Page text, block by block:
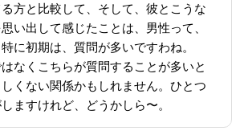
方と比較して、そして、彼とこうな
い出して感じたことは、男性って、
に初期は、質問が多いですわね。
なくこちらが質問することが多いと
くない関係かもしれません。ひとつ
ますけれど、どうかしら〜。